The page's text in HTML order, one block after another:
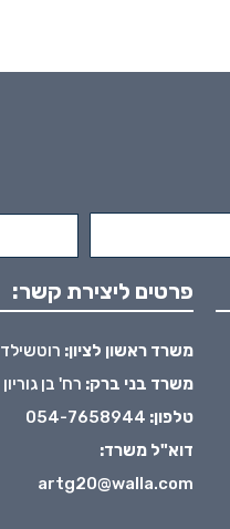
פרטים ליצירת קשר:
משרד ראשון לציון: רוטשילד 53, ראשל"צ.
משרד בני ברק: רח' בן גוריון 1 (מגדלי בסר 2 קומה 25).
טלפון: 054-7658944
דוא"ל משרד:
artg20@walla.com